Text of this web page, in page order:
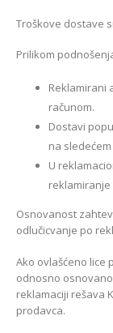
Troškove dostave
Prilikom
Reklamirani
računom.
Dostavi
na
U
reklamiranje
Osnovanost
odlučicvanje po
Ako ovlašćeno lice
odnosno
reklamaciji rešava
prodavca.